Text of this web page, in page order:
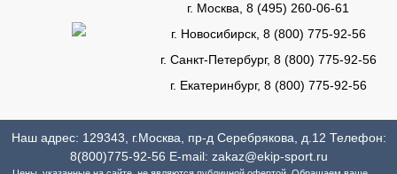
г. Москва, 8 (495) 260-06-61
г. Новосибирск, 8 (800) 775-92-56
г. Санкт-Петербург, 8 (800) 775-92-56
г. Екатеринбург, 8 (800) 775-92-56
Наш адрес: 129343, г.Москва, пр-д Серебрякова, д.12 Телефон:
8(800)775-92-56 E-mail: zakaz@ekip-sport.ru